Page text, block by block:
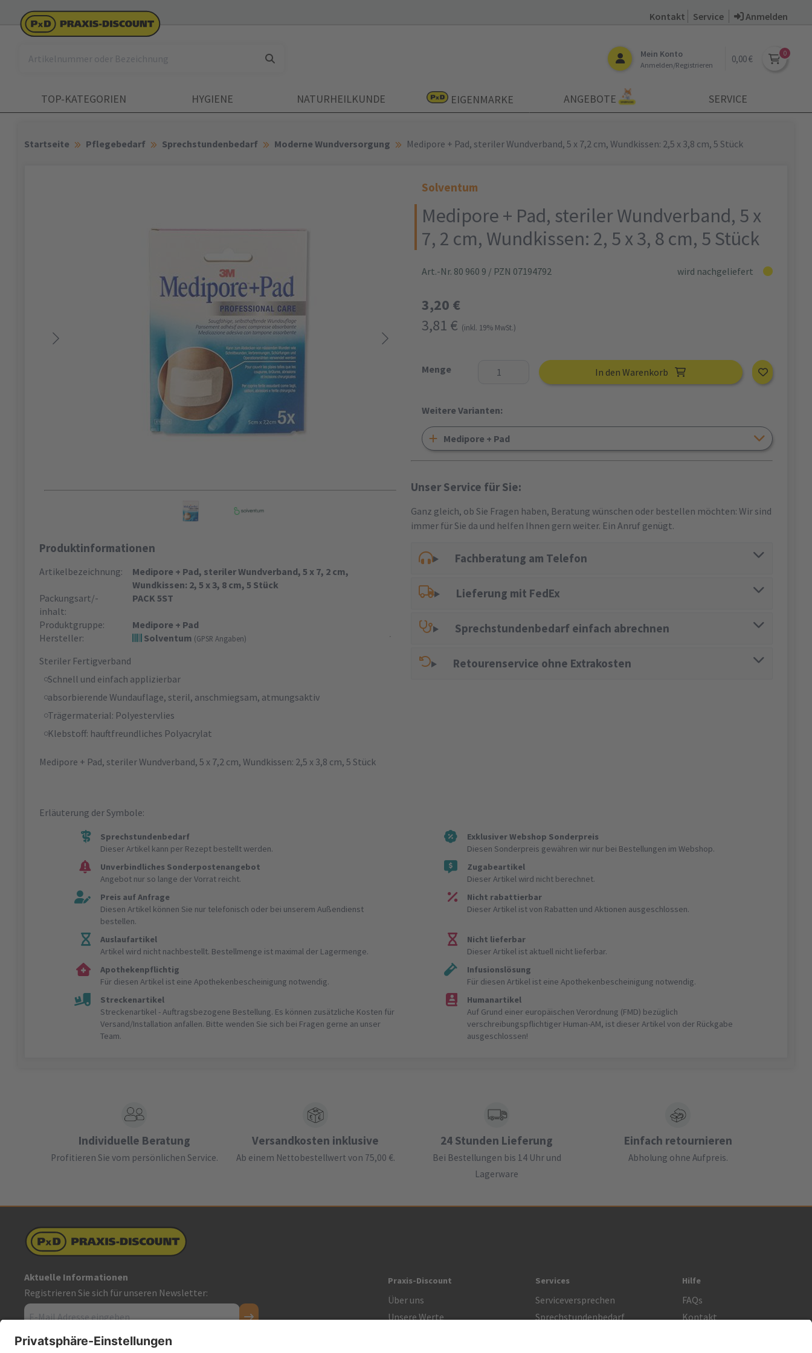
Kontakt Service Anmelden
Mein Konto
Anmelden/Registrieren
0,00 €
TOP-KATEGORIEN HYGIENE NATURHEILKUNDE EIGENMARKE ANGEBOTE SERVICE
Startseite Pflegebedarf Sprechstundenbedarf Moderne Wundversorgung Medipore + Pad, steriler Wundverband, 5 x 7,2 cm, Wundkissen: 2,5 x 3,8 cm, 5 Stück
Produktinformationen
Artikelbezeichnung:
Medipore + Pad, steriler Wundverband, 5 x 7, 2 cm,
Wundkissen: 2, 5 x 3, 8 cm, 5 Stück
Packungsart/-
inhalt:
PACK 5ST
Produktgruppe:
Medipore + Pad
Hersteller:
Solventum (GPSR Angaben)
Steriler Fertigverband
Schnell und einfach applizierbar
absorbierende Wundauflage, steril, anschmiegsam, atmungsaktiv
Trägermaterial: Polyestervlies
Klebstoff: hauftfreundliches Polyacrylat
Medipore + Pad, steriler Wundverband, 5 x 7,2 cm, Wundkissen: 2,5 x 3,8 cm, 5 Stück
Solventum
Medipore + Pad, steriler Wundverband, 5 x
7, 2 cm, Wundkissen: 2, 5 x 3, 8 cm, 5 Stück
Art.-Nr. 80 960 9 / PZN 07194792 wird nachgeliefert
3,20 €
3,81 € (inkl. 19% MwSt.)
Menge In den Warenkorb
Weitere Varianten:
Medipore + Pad
Unser Service für Sie:
Ganz gleich, ob Sie Fragen haben, Beratung wünschen oder bestellen möchten: Wir sind
immer für Sie da und helfen Ihnen gern weiter. Ein Anruf genügt.
Fachberatung am Telefon
Lieferung mit FedEx
Sprechstundenbedarf einfach abrechnen
Retourenservice ohne Extrakosten
Erläuterung der Symbole:
Sprechstundenbedarf
Dieser Artikel kann per Rezept bestellt werden.
Exklusiver Webshop Sonderpreis
Diesen Sonderpreis gewähren wir nur bei Bestellungen im Webshop.
Unverbindliches Sonderpostenangebot
Angebot nur so lange der Vorrat reicht.
Zugabeartikel
Dieser Artikel wird nicht berechnet.
Preis auf Anfrage
Diesen Artikel können Sie nur telefonisch oder bei unserem Außendienst
bestellen.
Nicht rabattierbar
Dieser Artikel ist von Rabatten und Aktionen ausgeschlossen.
Auslaufartikel
Artikel wird nicht nachbestellt. Bestellmenge ist maximal der Lagermenge.
Nicht lieferbar
Dieser Artikel ist aktuell nicht lieferbar.
Apothekenpflichtig
Für diesen Artikel ist eine Apothekenbescheinigung notwendig.
Infusionslösung
Für diesen Artikel ist eine Apothekenbescheinigung notwendig.
Streckenartikel
Streckenartikel - Auftragsbezogene Bestellung. Es können zusätzliche Kosten für
Versand/Installation anfallen. Bitte wenden Sie sich bei Fragen gerne an unser
Team.
Humanartikel
Auf Grund einer europäischen Verordnung (FMD) bezüglich
verschreibungspflichtiger Human-AM, ist dieser Artikel von der Rückgabe
ausgeschlossen!
Individuelle Beratung
Profitieren Sie vom persönlichen Service.
Versandkosten inklusive
Ab einem Nettobestellwert von 75,00 €.
24 Stunden Lieferung
Bei Bestellungen bis 14 Uhr und
Lagerware
Einfach retournieren
Abholung ohne Aufpreis.
Aktuelle Informationen
Registrieren Sie sich für unseren Newsletter:
Praxis-Discount
Über uns
Unsere Werte
Services
Serviceversprechen
Sprechstundenbedarf
Hilfe
FAQs
Kontakt